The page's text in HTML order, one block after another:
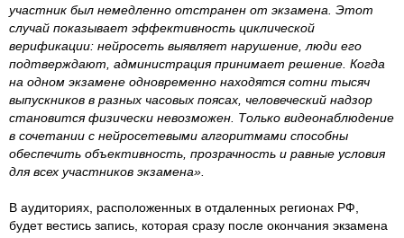
участник был немедленно отстранен от экзамена. Этот
случай показывает эффективность циклической
верификации: нейросеть выявляет нарушение, люди его
подтверждают, администрация принимает решение. Когда
на одном экзамене одновременно находятся сотни тысяч
выпускников в разных часовых поясах, человеческий надзор
становится физически невозможен. Только видеонаблюдение
в сочетании с нейросетевыми алгоритмами способны
обеспечить объективность, прозрачность и равные условия
для всех участников экзамена».
В аудиториях, расположенных в отдаленных регионах РФ,
будет вестись запись, которая сразу после окончания экзамена